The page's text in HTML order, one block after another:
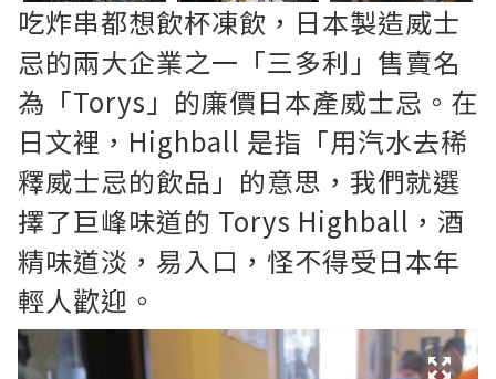
吃炸串都想飲杯凍飲，日本製造威士
忌的兩大企業之一「三多利」售賣名
為「Torys」的廉價日本產威士忌。在
日文裡，Highball 是指「用汽水去稀
釋威士忌的飲品」的意思，我們就選
擇了巨峰味道的 Torys Highball，酒
精味道淡，易入口，怪不得受日本年
輕人歡迎。